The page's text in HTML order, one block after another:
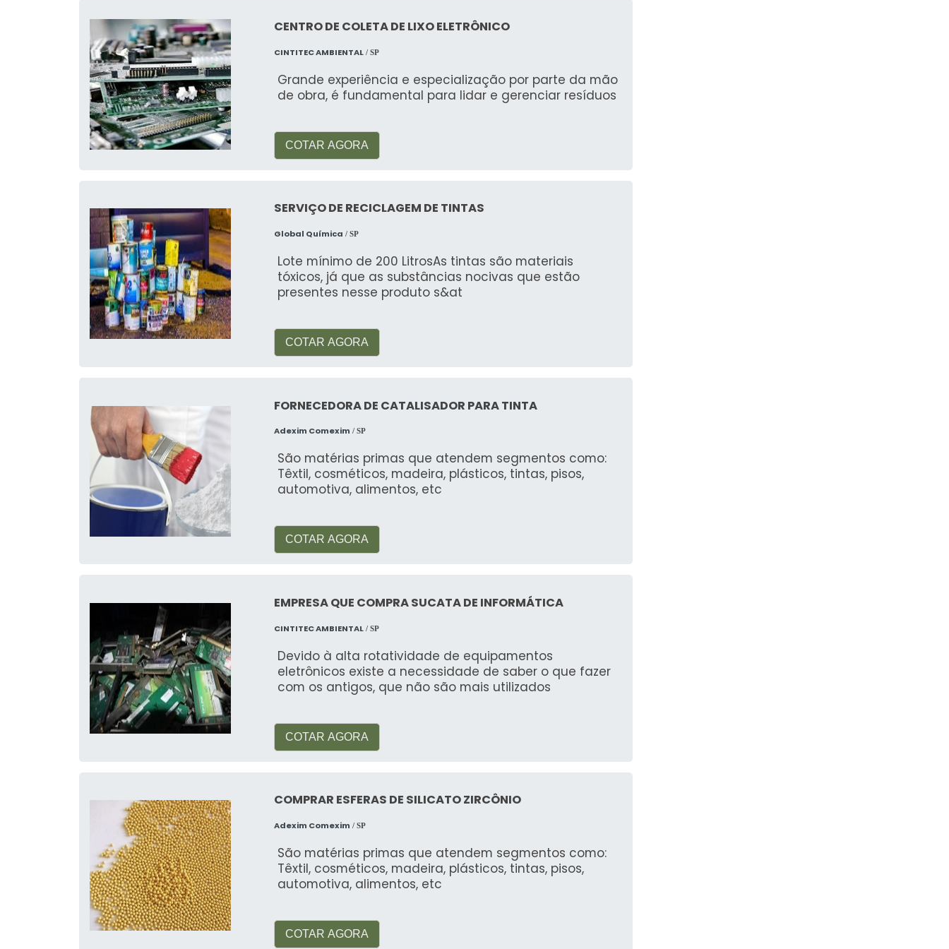
Sintomas incluem tontura, dor de cabeça, náusea e, em casos severos, dificuldades
respiratórias.
Como descartar a borra de tinta corretamente?
É importante seguir as diretrizes locais de descarte e utilizar serviços especializados como
os oferecidos pela Reciclagem Fácil.
A reciclagem reduz o impacto ambiental e permite a reutilização dos materiais,
promovendo a sustentabilidade.
Qual a diferença entre borra de tinta e tinta reciclada?
Borra de tinta é o resíduo bruto, enquanto tinta reciclada é o produto final após o
processo de reciclagem.
Veja mais:Reciclagem de Borras de Tinta.
CENTRO DE COLETA DE LIXO ELETRÔNICO
CINTITEC AMBIENTAL / SP
Grande experiência e especialização por parte da mão
de obra, é fundamental para lidar e gerenciar resíduos
COTAR AGORA
SERVIÇO DE RECICLAGEM DE TINTAS
Global Química / SP
Lote mínimo de 200 LitrosAs tintas são materiais
tóxicos, já que as substâncias nocivas que estão
presentes nesse produto s&at
COTAR AGORA
FORNECEDORA DE CATALISADOR PARA TINTA
Adexim Comexim / SP
São matérias primas que atendem segmentos como:
Têxtil, cosméticos, madeira, plásticos, tintas, pisos,
automotiva, alimentos, etc
COTAR AGORA
EMPRESA QUE COMPRA SUCATA DE INFORMÁTICA
CINTITEC AMBIENTAL / SP
Devido à alta rotatividade de equipamentos
eletrônicos existe a necessidade de saber o que fazer
com os antigos, que não são mais utilizados
COTAR AGORA
COMPRAR ESFERAS DE SILICATO ZIRCÔNIO
Adexim Comexim / SP
São matérias primas que atendem segmentos como:
Têxtil, cosméticos, madeira, plásticos, tintas, pisos,
automotiva, alimentos, etc
COTAR AGORA